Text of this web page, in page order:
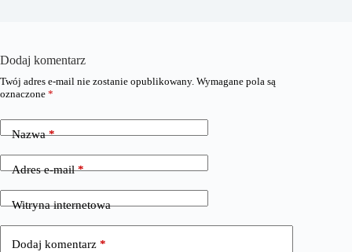
Dodaj komentarz
Twój adres e-mail nie zostanie opublikowany. Wymagane pola są
oznaczone *
Nazwa*
Adres e-mail*
Witryna internetowa
Dodaj komentarz *